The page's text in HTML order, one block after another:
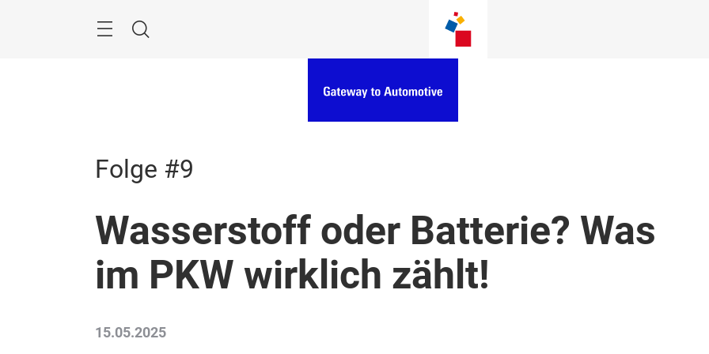
Suche
Folge #9
Wasserstoff oder Batterie? Was
im PKW wirklich zählt!
15.05.2025